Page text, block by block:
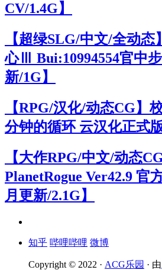
CV/1.4G】
【超绿SLG/中文/全动态
心Ⅲ Bui:10994554官中
新/1G】
【RPG/汉化/动态CG】
分钟的循环 云汉化正式
【大作RPG/中文/动态
PlanetRogue Ver42.9 官
月更新/2.1G】
知乎 哔哩哔哩 微博
Copyright © 2022 · ACG乐园 · 由